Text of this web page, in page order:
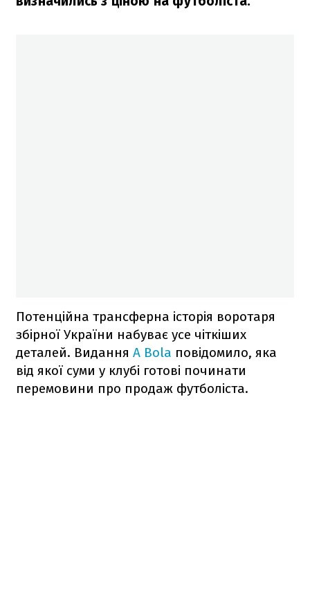
Потенційна трансферна історія воротаря
збірної України набуває усе чіткіших
деталей. Видання A Bola повідомило, яка
від якої суми у клубі готові починати
перемовини про продаж футболіста.